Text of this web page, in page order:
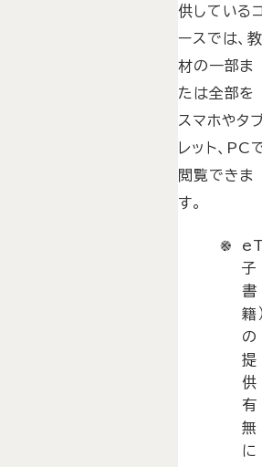
供している
ースでは、
材の一部ま
たは全部を
スマホやタ
レット、PC
閲覧できま
す。
子
書
籍
の
提
供
有
無
に